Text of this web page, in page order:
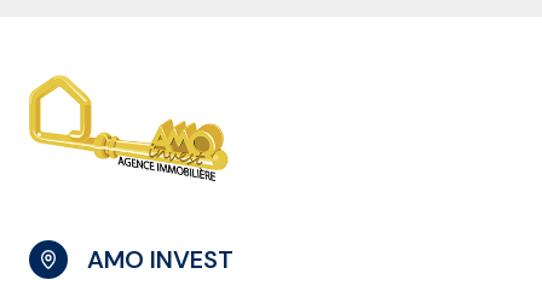
AMO INVEST